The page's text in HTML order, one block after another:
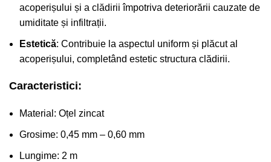
acoperișului și a clădirii împotriva deteriorării cauzate de
umiditate și infiltrații.
Estetică: Contribuie la aspectul uniform și plăcut al
acoperișului, completând estetic structura clădirii.
Caracteristici:
Material: Oțel zincat
Grosime: 0,45 mm – 0,60 mm
Lungime: 2 m